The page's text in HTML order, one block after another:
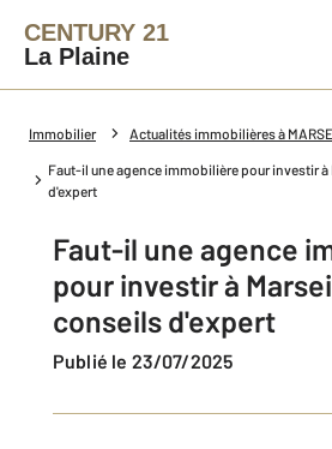
CENTURY 21
La Plaine
Immobilier Actualités immobilières à
Faut-il une agence immobilière pour investir
d'expert
Faut-il une agence
pour investir à
conseils d'expert
Publié le 23/07/2025